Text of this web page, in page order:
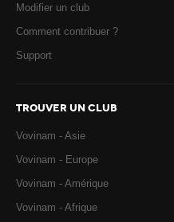
Modifier un club
Comment contribuer ?
Support
TROUVER UN CLUB
Vovinam - Asie
Vovinam - Europe
Vovinam - Amérique
Vovinam - Afrique